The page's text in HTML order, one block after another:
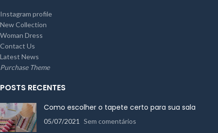
Instagram profile
New Collection
Woman Dress
Contact Us
Latest News
Purchase Theme
POSTS RECENTES
Como escolher o tapete certo para sua sala
05/07/2021 Sem comentários